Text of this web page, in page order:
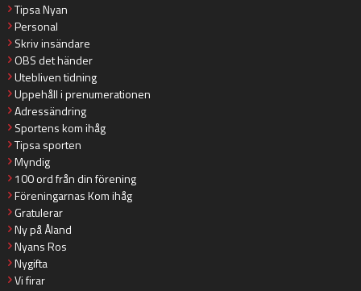
Tipsa Nyan
Personal
Skriv insändare
OBS det händer
Utebliven tidning
Uppehåll i prenumerationen
Adressändring
Sportens kom ihåg
Tipsa sporten
Myndig
100 ord från din förening
Föreningarnas Kom ihåg
Gratulerar
Ny på Åland
Nyans Ros
Nygifta
Vi firar